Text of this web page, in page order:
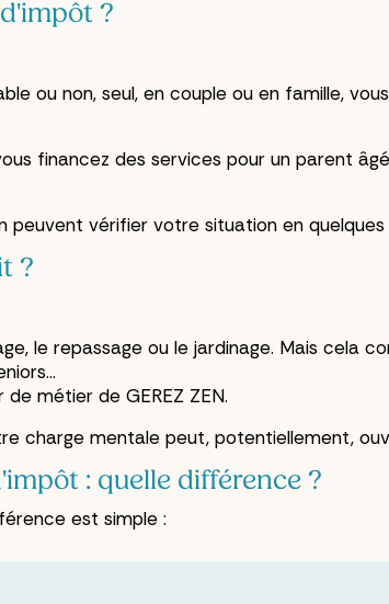
?
ou non, seul, en couple ou en famille,
financez des services pour un parent
peuvent vérifier votre situation en
?
le repassage ou le jardinage. Mais cela
métier de GEREZ ZEN.
charge mentale peut, potentiellement,
: quelle différence ?
est simple :